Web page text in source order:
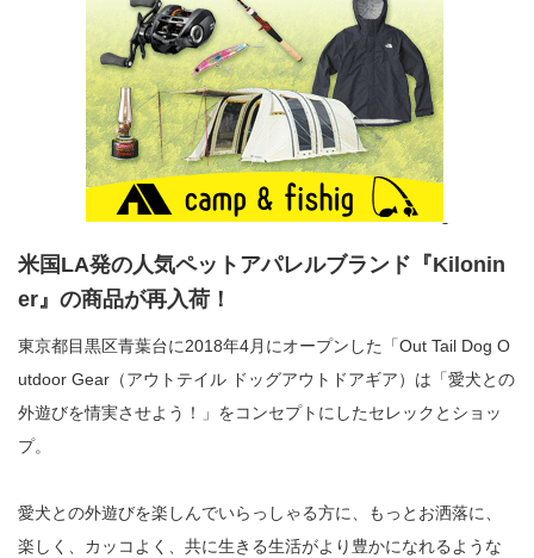
米国 LA発の人気ペットアパレルブランド『Kilonin
er』の商品が再入荷！
東京都目黒区青葉台に2018年4月にオープンした「Out Tail Dog O
utdoor Gear（アウトテイル ドッグアウトドアギア）は「愛犬との
外遊びを情実させよう！」をコンセプトにしたセレックとショッ
プ。
愛犬との外遊びを楽しんでいらっしゃる方に、もっとお洒落に、
楽しく、カッコよく、共に生きる生活がより豊かになれるような